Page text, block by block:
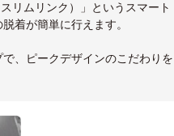
リムリンク）」というスマート
着が簡単に行えます。
、ピークデザインのこだわりを